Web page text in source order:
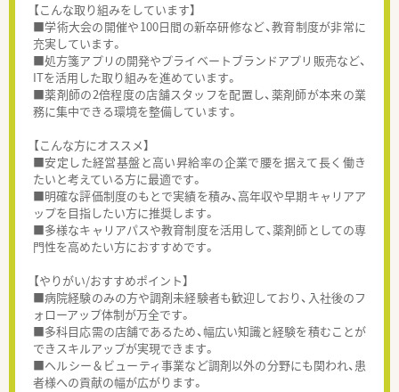
【こんな取り組みをしています】
■学術大会の開催や100日間の新卒研修など、教育制度が非常に
充実しています。
■処方箋アプリの開発やプライベートブランドアプリ販売など、
ITを活用した取り組みを進めています。
■薬剤師の2倍程度の店舗スタッフを配置し、薬剤師が本来の業
務に集中できる環境を整備しています。
【こんな方にオススメ】
■安定した経営基盤と高い昇給率の企業で腰を据えて長く働き
たいと考えている方に最適です。
■明確な評価制度のもとで実績を積み、高年収や早期キャリアア
ップを目指したい方に推奨します。
■多様なキャリアパスや教育制度を活用して、薬剤師としての専
門性を高めたい方におすすめです。
【やりがい/おすすめポイント】
■病院経験のみの方や調剤未経験者も歓迎しており、入社後のフ
ォローアップ体制が万全です。
■多科目応需の店舗であるため、幅広い知識と経験を積むことが
できスキルアップが実現できます。
■ヘルシー＆ビューティ事業など調剤以外の分野にも関われ、患
者様への貢献の幅が広がります。